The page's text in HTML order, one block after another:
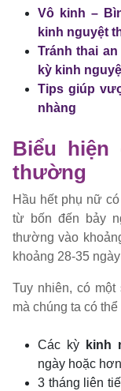
Vô kinh –
kinh nguyệt
Tránh thai
kỳ kinh
Tips giúp
nhàng
Biểu hiện
thường
Hầu hết phụ nữ
từ bốn đến bảy
thường vào
khoảng 28-35
Tuy nhiên, có một
mà chúng ta có
Các kỳ kinh
ngày hoặc
3 tháng liên